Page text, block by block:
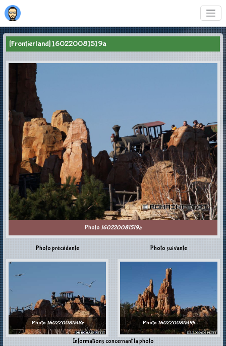
[Frontierland] 160220081519a
Photo 160220081519a
Photo précédente
Photo 160220081518e
Informations concernant la photo
Photo suivante
Photo 160220081519b